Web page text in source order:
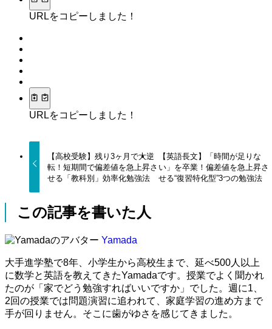
URLをコピーしました！
URLをコピーしました！
【高校受験】残り3ヶ月で大逆
転！短期間で偏差値を急上昇さ
せる「教科別」効率化勉強法
【英語長文】「時間が足りな
い」を卒業！偏差値を急上昇さ
せる“復習特化型”3つの勉強法
この記事を書いた人
Yamada
大手進学塾で8年、小学生から高校生まで、延べ500人以上
に数学と英語を教えてきたYamadaです。授業でよく聞かれ
たのが「家でどう勉強すればいいですか」でした。週に1、
2回の授業では問題演習に追われて、家庭学習の進め方まで
手が回りません。そこに歯がゆさを感じてきました。